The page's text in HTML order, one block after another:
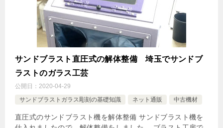
サンドブラスト直圧式の解体整備 埼玉でサンドブ
ラストのガラス工芸
公開日： 2020-04-29
サンドブラストガラス彫刻の基礎知識
ネット通販 中古機材
直圧式のサンドブラスト機を解体整備 サンドブラスト機を